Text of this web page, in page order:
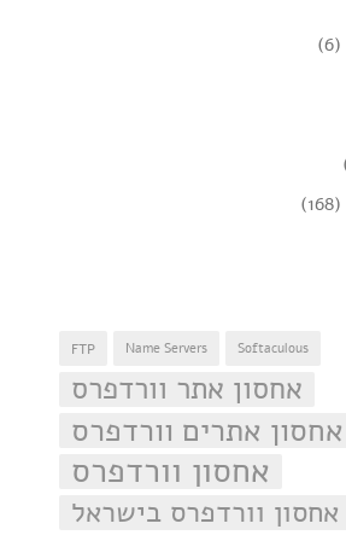
(6)
(168)
FTP Name Servers Softaculous
אחסון אתר וורדפרס
אחסון אתרים וורדפרס
אחסון וורדפרס
אחסון וורדפרס בישראל